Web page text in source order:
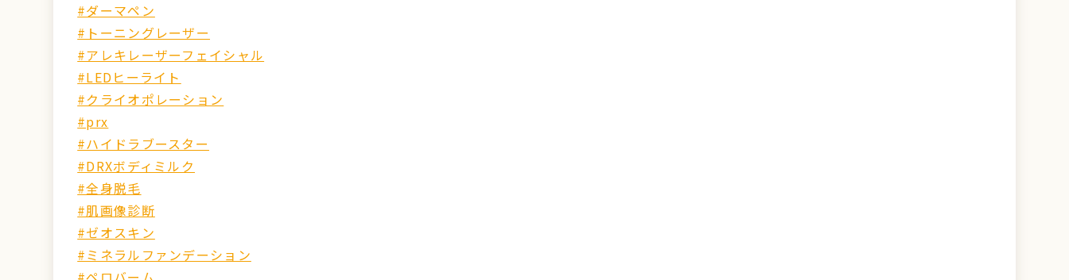
#ダーマペン
#トーニングレーザー
#アレキレーザーフェイシャル
#LEDヒーライト
#クライオポレーション
#prx
#ハイドラブースター
#DRXボディミルク
#全身脱毛
#肌画像診断
#ゼオスキン
#ミネラルファンデーション